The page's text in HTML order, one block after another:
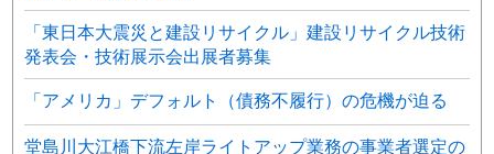
「東日本大震災と建設リサイクル」建設リサイクル技術
発表会・技術展示会出展者募集
「アメリカ」デフォルト（債務不履行）の危機が迫る
堂島川大江橋下流左岸ライトアップ業務の事業者選定の